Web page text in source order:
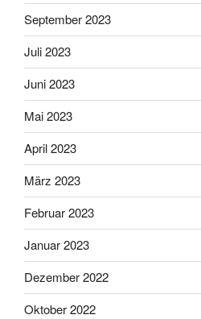
September 2023
Juli 2023
Juni 2023
Mai 2023
April 2023
März 2023
Februar 2023
Januar 2023
Dezember 2022
Oktober 2022